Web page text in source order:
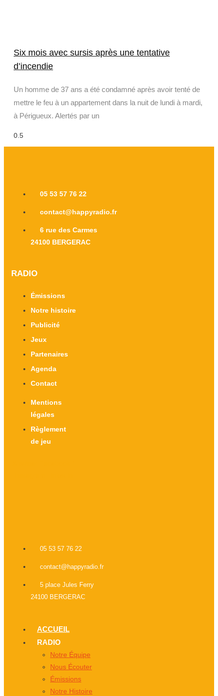
Six mois avec sursis après une tentative
d’incendie
Un homme de 37 ans a été condamné après avoir tenté de
mettre le feu à un appartement dans la nuit de lundi à mardi,
à Périgueux. Alertés par un
05 53 57 76 22
contact@happyradio.fr
6 rue des Carmes
24100 BERGERAC
RADIO
Émissions
Notre histoire
Publicité
Jeux
Partenaires
Agenda
Contact
Mentions
légales
Règlement
de jeu
05 53 57 76 22
contact@happyradio.fr
5 place Jules Ferry
24100 BERGERAC
ACCUEIL
RADIO
Notre Équipe
Nous Écouter
Émissions
Notre Histoire